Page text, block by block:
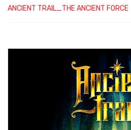
ANCIENT TRAIL_THE ANCIENT FORCE